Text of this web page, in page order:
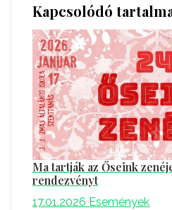
Kapcsolódó
Ma tartják az Őseink
rendezvényt
17.01.2026 Események